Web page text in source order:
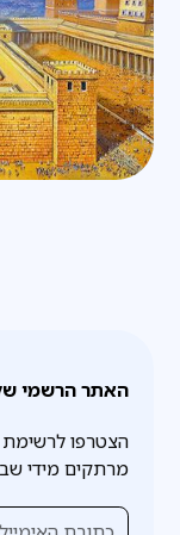
האתר הרשמי
הצטרפו
מרתקים מידי